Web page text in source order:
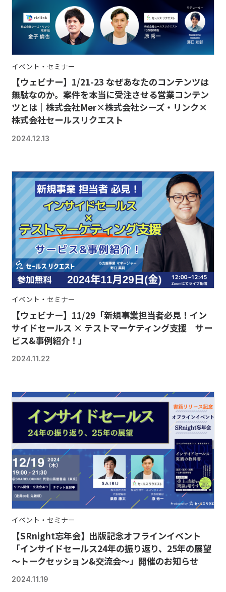
イベント・セミナー
【ウェビナー】1/21-23 なぜあなたのコンテンツは
無駄なのか。案件を本当に受注させる営業コンテン
ツとは｜株式会社Mer×株式会社シーズ・リンク×
株式会社セールスリクエスト
2024.12.13
イベント・セミナー
【ウェビナー】11/29「新規事業担当者必見！イン
サイドセールス × テストマーケティング支援 サー
ビス&事例紹介！」
2024.11.22
イベント・セミナー
【SRnight忘年会】出版記念オフラインイベント
「インサイドセールス24年の振り返り、25年の展望
～トークセッション&交流会～」開催のお知らせ
2024.11.19